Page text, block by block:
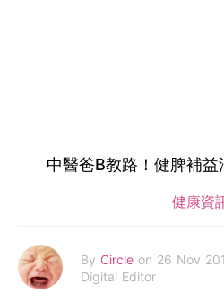
中醫爸B教路！健脾補
健康資
By Circle on 26 Nov
Digital Editor